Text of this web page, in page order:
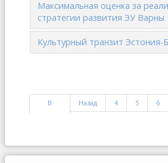
Максимальная оценка за
стратегии развития ЭУ Варны
Культурный транзит Эстония-
В
Назад 4 5 6